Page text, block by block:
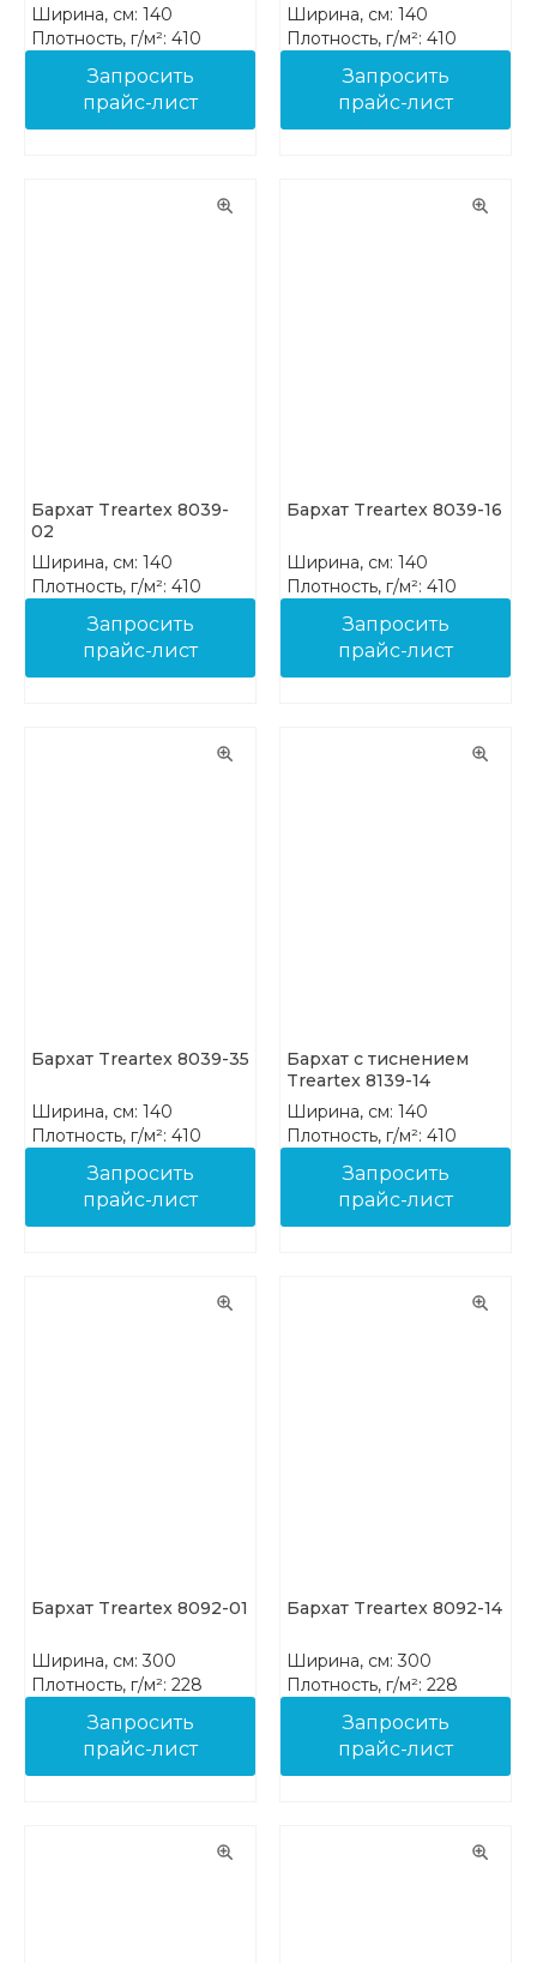
Ширина, см: 140
Плотность, г/м²: 410
Запросить
прайс-лист
Ширина, см: 140
Плотность, г/м²: 410
Запросить
прайс-лист
Бархат Treartex 8039-
02
Ширина, см: 140
Плотность, г/м²: 410
Запросить
прайс-лист
Бархат Treartex 8039-16
Ширина, см: 140
Плотность, г/м²: 410
Запросить
прайс-лист
Бархат Treartex 8039-35
Ширина, см: 140
Плотность, г/м²: 410
Запросить
прайс-лист
Бархат с тиснением
Treartex 8139-14
Ширина, см: 140
Плотность, г/м²: 410
Запросить
прайс-лист
Бархат Treartex 8092-01
Ширина, см: 300
Плотность, г/м²: 228
Запросить
прайс-лист
Бархат Treartex 8092-14
Ширина, см: 300
Плотность, г/м²: 228
Запросить
прайс-лист